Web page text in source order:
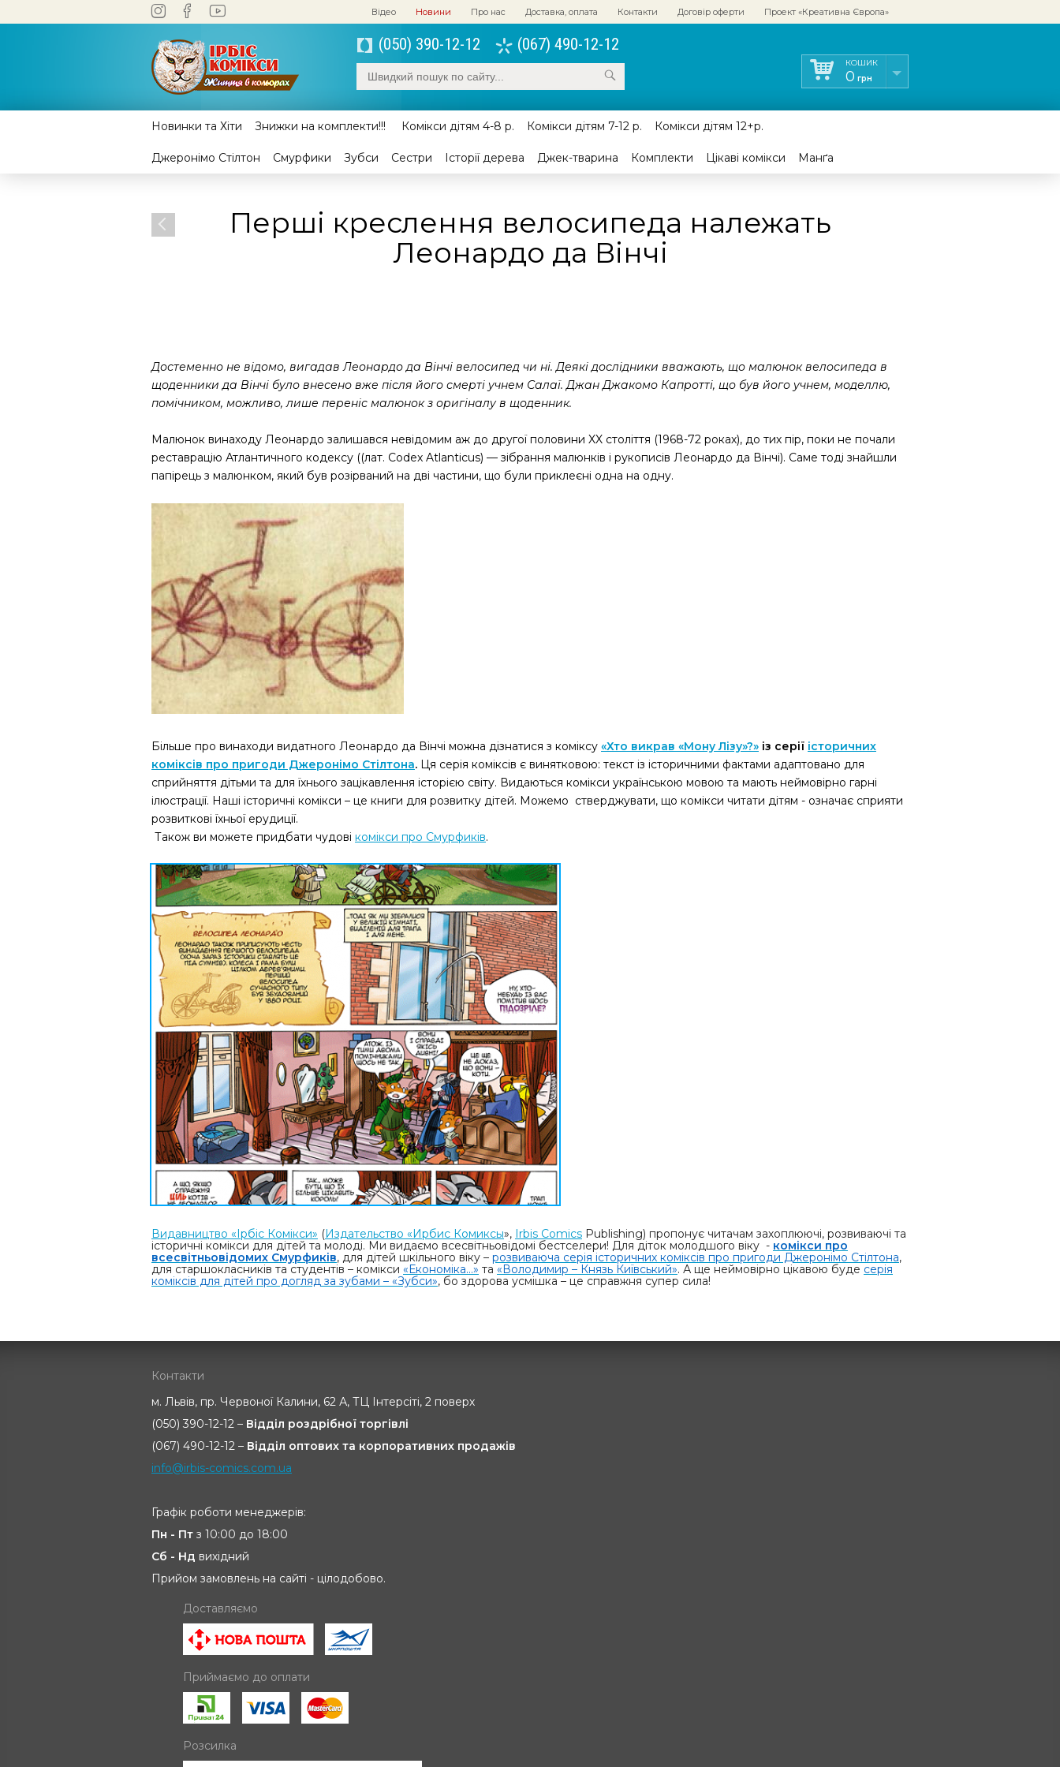
Відео Новини Про нас Доставка, оплата Контакти Договір оферти Проект «Креативна Європа»
(050) 390-12-12 (067) 490-12-12
Новинки та Хіти Знижки на комплекти!!! Комікси дітям 4-8 р. Комікси дітям 7-12 р. Комікси дітям 12+р.
Джеронімо Стілтон Смурфики Зубси Сестри Історії дерева Джек-тварина Комплекти Цікаві комікси Манґа
Перші креслення велосипеда належать
Леонардо да Вінчі
Достеменно не відомо, вигадав Леонардо да Вінчі велосипед чи ні. Деякі дослідники вважають, що малюнок велосипеда в
щоденники да Вінчі було внесено вже після його смерті учнем Салаї. Джан Джакомо Капротті, що був його учнем, моделлю,
помічником, можливо, лише переніс малюнок з оригіналу в щоденник.
Малюнок винаходу Леонардо залишався невідомим аж до другої половини XX століття (1968-72 роках), до тих пір, поки не почали
реставрацію Атлантичного кодексу ((лат. Codex Atlanticus) — зібрання малюнків і рукописів Леонардо да Вінчі). Саме тоді знайшли
папірець з малюнком, який був розірваний на дві частини, що були приклеєні одна на одну.
Більше про винаходи видатного Леонардо да Вінчі можна дізнатися з коміксу «Хто викрав «Мону Лізу»?» із серії історичних
коміксів про пригоди Джеронімо Стілтона. Ця серія коміксів є винятковою: текст із історичними фактами адаптовано для
сприйняття дітьми та для їхнього зацікавлення історією світу. Видаються комікси українською мовою та мають неймовірно гарні
ілюстрації. Наші історичні комікси – це книги для розвитку дітей. Можемо стверджувати, що комікси читати дітям - означає сприяти
розвиткові їхньої ерудиції.
Також ви можете придбати чудові комікси про Смурфиків.
Видавництво «Ірбіс Комікси» (Издательство «Ирбис Комиксы», Irbis Comics Publishing) пропонує читачам захоплюючі, розвиваючі та
історичні комікси для дітей та молоді. Ми видаємо всесвітньовідомі бестселери! Для діток молодшого віку - комікси про
всесвітньовідомих Смурфиків, для дітей шкільного віку – розвиваюча серія історичних коміксів про пригоди Джеронімо Стілтона,
для старшокласників та студентів – комікси «Економіка...» та «Володимир – Князь Київський». А ще неймовірно цікавою буде серія
коміксів для дітей про догляд за зубами – «Зубси», бо здорова усмішка – це справжня супер сила!
КОШИК
0 грн
Контакти
м. Львів, пр. Червоної Калини, 62 А, ТЦ Інтерсіті, 2 поверх
(050) 390-12-12 – Відділ роздрібної торгівлі
(067) 490-12-12 – Відділ оптових та корпоративних продажів
info@irbis-comics.com.ua
Графік роботи менеджерів:
Пн - Пт з 10:00 до 18:00
Сб - Нд вихідний
Прийом замовлень на сайті - цілодобово.
Доставляємо
Приймаємо до оплати
Розсилка